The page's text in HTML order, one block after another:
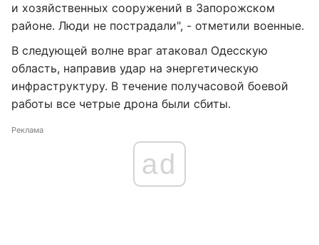
и хозяйственных сооружений в Запорожском
районе. Люди не пострадали", - отметили военные.
В следующей волне враг атаковал Одесскую
область, направив удар на энергетическую
инфраструктуру. В течение получасовой боевой
работы все четрые дрона были сбиты.
Реклама
ad